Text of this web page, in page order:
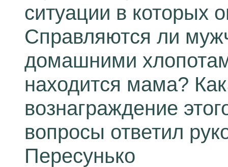
ситуации в которых
Справляются ли
домашними
находится мама?
вознаграждение
вопросы ответил
Пересунько